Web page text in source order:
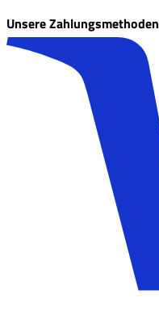
Unsere Zahlungsmethoden